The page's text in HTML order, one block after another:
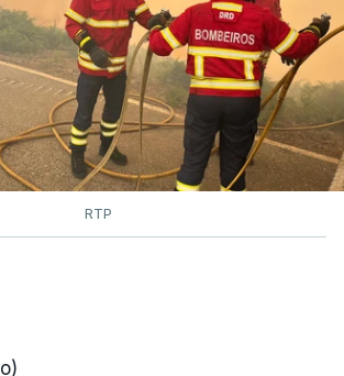
para controlar o fogo. Mais de
estão no terreno no combate
RTP